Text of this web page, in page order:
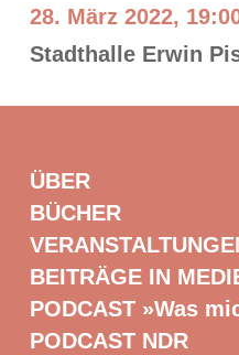
28. März 2022,
Stadthalle Erwin
ÜBER
BÜCHER
BEITRÄGE IN
PODCAST »Was
PODCAST NDR